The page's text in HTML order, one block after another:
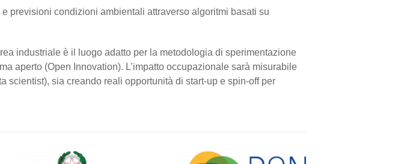
previsioni condizioni ambientali attraverso algoritmi basati su
industriale è il luogo adatto per la metodologia di sperimentazione
aperto (Open Innovation). L’impatto occupazionale sarà misurabile
scientist), sia creando reali opportunità di start-up e spin-off per